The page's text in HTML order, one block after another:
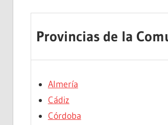
Provincias de la
Almería
Cádiz
Córdoba